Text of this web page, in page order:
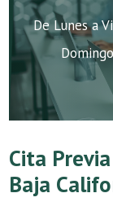
De Lunes a
Cita
Baja